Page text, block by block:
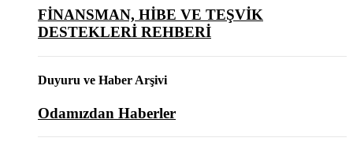
FİNANSMAN, HİBE VE TEŞVİK
DESTEKLERİ REHBERİ
Duyuru ve Haber Arşivi
Odamızdan Haberler